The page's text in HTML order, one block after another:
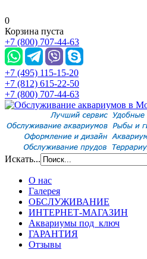
0
Корзина пуста
+7 (800) 707-44-63
+7 (495) 115-15-20
+7 (812) 615-22-50
+7 (800) 707-44-63
Искать...
О нас
Галерея
ОБСЛУЖИВАНИЕ
ИНТЕРНЕТ-МАГАЗИН
Аквариумы под ключ
ГАРАНТИЯ
Отзывы